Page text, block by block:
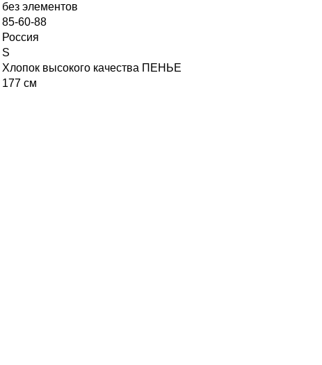
без элементов
85-60-88
Россия
S
Хлопок высокого качества ПЕНЬЕ
177 см